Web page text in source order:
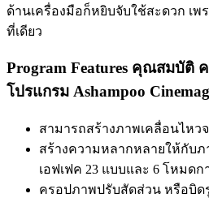
ด้านเครื่องมือก็หยิบจับใช้สะดวก เ
ที่เดียว
Program Features คุณสมบัติ
โปรแกรม Ashampoo
สามารถสร้างภาพเคลื่อนไหว
สร้างความหลากหลายให้กับ
เอฟเฟค 23 แบบและ 6 โหมดก
ครอปภาพปรับสัดส่วน หรือบิด